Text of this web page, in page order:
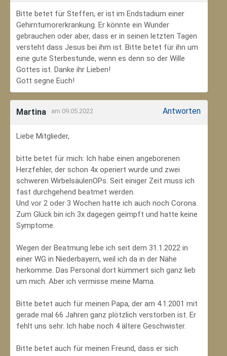
Bitte betet für Steffen, er ist im Endstadium einer
Gehirntumorerkrankung. Er könnte ein Wunder
gebrauchen oder aber, dass er in seinen letzten Tagen
versteht dass Jesus bei ihm ist. Bitte betet für ihn um
eine gute Sterbestunde, wenn es denn so der Wille
Gottes ist. Danke ihr Lieben!
Gott segne Euch!
Martina am 09.05.2022 Antworten
Liebe Mitglieder,
bitte betet für mich: Ich habe einen angeborenen
Herzfehler, der schon 4x operiert wurde und zwei
schweren WirbelsäulenOPs. Seit einiger Zeit muss ich
fast durchgehend beatmet werden.
Und vor 2 oder 3 Wochen hatte ich auch noch Corona.
Zum Glück bin ich 3x dagegen geimpft und hatte keine
Symptome.
Wegen der Beatmung lebe ich seit dem 31.1.2022 in
einer WG in Niederbayern, weil ich da in der Nähe
herkomme. Das Personal dort kümmert sich ganz lieb
um mich. Aber ich vermisse meine Mama.
Bitte betet auch für meinen Papa, der am 4.1.2001 mit
gerade mal 66 Jahren ganz plötzlich verstorben ist. Er
fehlt uns sehr. Ich habe noch 4 ältere Geschwister.
Bitte betet auch für meinen Freund, dass er sich